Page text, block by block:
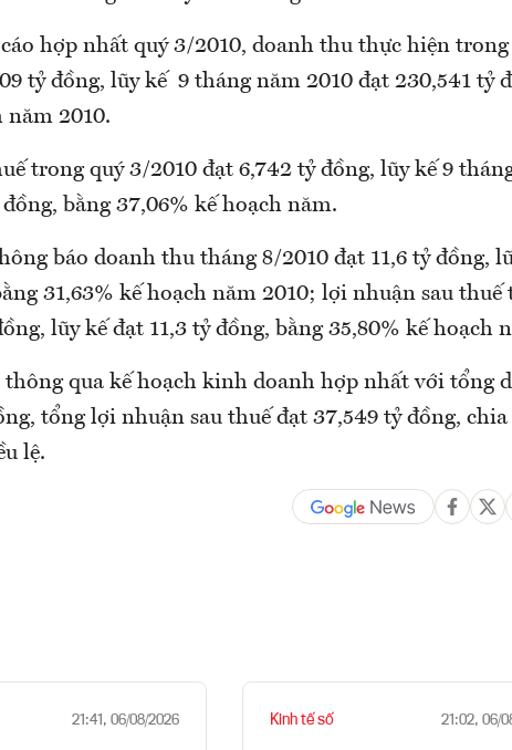
hợp nhất quý 3/2010, doanh thu thực hiện trong
tỷ đồng, lũy kế 9 tháng năm 2010 đạt 230,541 tỷ
năm 2010.
trong quý 3/2010 đạt 6,742 tỷ đồng, lũy kế 9
bằng 37,06% kế hoạch năm.
báo doanh thu tháng 8/2010 đạt 11,6 tỷ đồng,
31,63% kế hoạch năm 2010; lợi nhuận sau thuế
lũy kế đạt 11,3 tỷ đồng, bằng 35,80% kế hoạch
qua kế hoạch kinh doanh hợp nhất với tổng
tổng lợi nhuận sau thuế đạt 37,549 tỷ đồng, chia
lệ.
21:41, 06/08/2026 Kinh tế số 21:02, 06/